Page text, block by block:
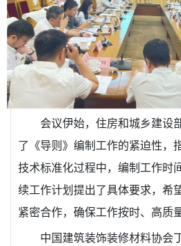
会议伊始，住房和城乡建设
了《导则》编制工作的紧迫性，
技术标准化过程中，编制工作时
续工作计划提出了具体要求，希
紧密合作，确保工作按时、高质
中国建筑装饰装修材料协会